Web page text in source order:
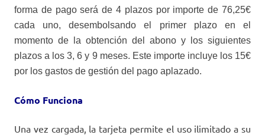
forma de pago será de 4 plazos por importe de 76,25€
cada uno, desembolsando el primer plazo en el
momento de la obtención del abono y los siguientes
plazos a los 3, 6 y 9 meses. Este importe incluye los 15€
por los gastos de gestión del pago aplazado.
Cómo Funciona
Una vez cargada, la tarjeta permite el uso ilimitado a su